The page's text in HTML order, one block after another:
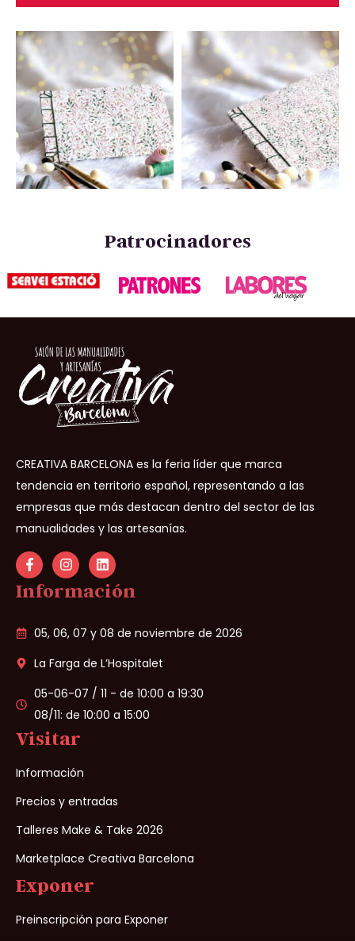
Patrocinadores
CREATIVA BARCELONA es la feria líder que marca
tendencia en territorio español, representando a las
empresas que más destacan dentro del sector de las
manualidades y las artesanías.
Información
05, 06, 07 y 08 de noviembre de 2026
La Farga de L’Hospitalet
05-06-07 / 11 - de 10:00 a 19:30
08/11: de 10:00 a 15:00
Visitar
Información
Precios y entradas
Talleres Make & Take 2026
Marketplace Creativa Barcelona
Exponer
Preinscripción para Exponer